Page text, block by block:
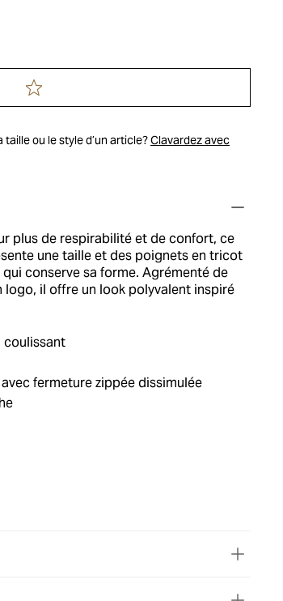
ou le style d’un article?Clavardez avec
plus de respirabilité et de confort, ce
une taille et des poignets en tricot
conserve sa forme. Agrémenté de
logo, il offre un look polyvalent inspiré
coulissant
fermeture zippée dissimulée